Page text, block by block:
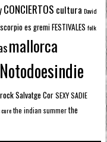
CONCIERTOS cultura David
es gremiFESTIVALES folk
mallorca
Notodoesindie
rockSalvatge CorSEXY SADIE
the indian summerthe